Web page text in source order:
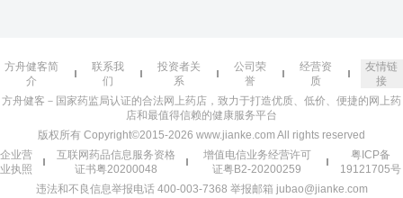
方舟健客简
介
联系我
们
投资者关
系
公司荣
誉
经营资
质
友情链
接
方舟健客－国家药监局认证的合法网上药店，致力于打造优质、低价、便捷的网上药
店和最值得信赖的健康服务平台
版权所有 Copyright©2015-2026 www.jianke.com All rights reserved
企业营
业执照
互联网药品信息服务资格
证书粤20200048
增值电信业务经营许可
证粤B2-20200259
粤ICP备
19121705号
违法和不良信息举报电话 400-003-7368 举报邮箱 jubao@jianke.com